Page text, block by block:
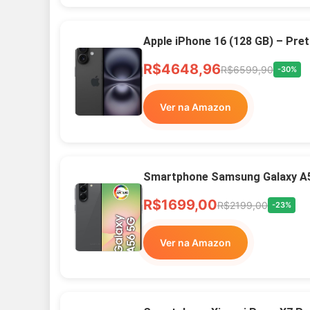
Apple iPhone 16 (128 GB) –
R$4648,96R$6599,90 -30%
Ver na Amazon
Smartphone Samsung Galaxy
R$1699,00R$2199,00 -23%
Ver na Amazon